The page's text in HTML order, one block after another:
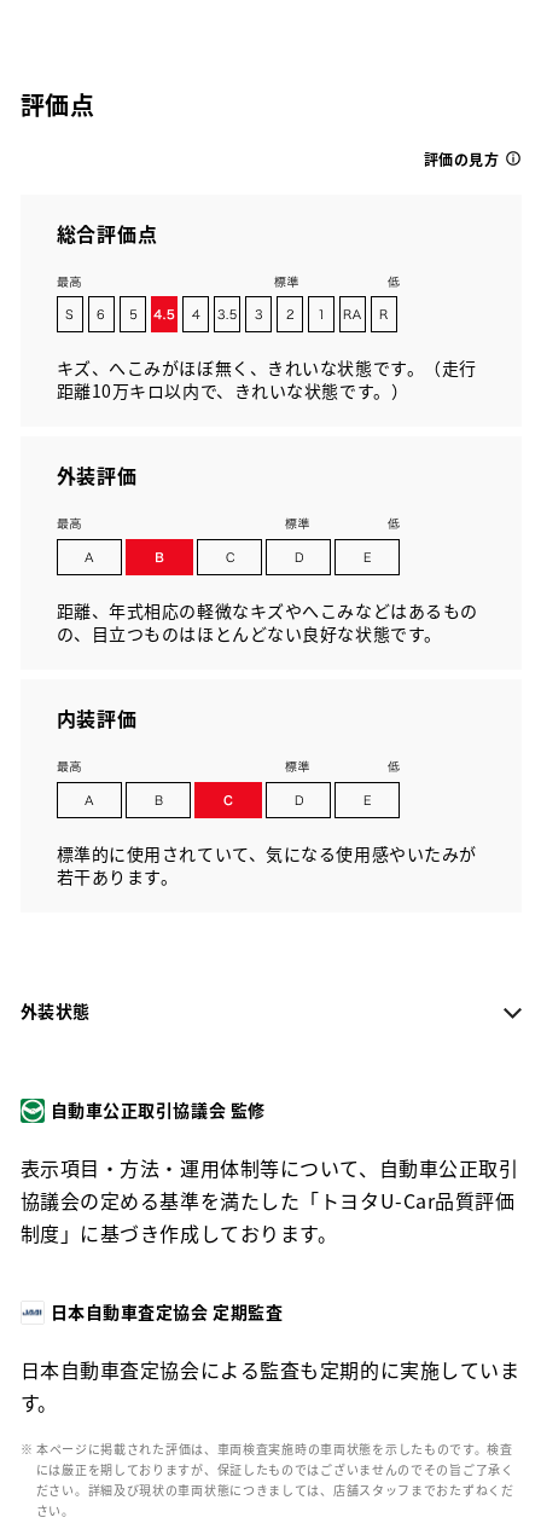
評価点
評価の見方
総合評価点
キズ、へこみがほぼ無く、きれいな状態です。（走行
距離10万キロ以内で、きれいな状態です。）
外装評価
距離、年式相応の軽微なキズやへこみなどはあるもの
の、目立つものはほとんどない良好な状態です。
内装評価
標準的に使用されていて、気になる使用感やいたみが
若干あります。
外装状態
自動車公正取引協議会 監修
表示項目・方法・運用体制等について、自動車公正取引
協議会の定める基準を満たした「トヨタU-Car品質評価
制度」に基づき作成しております。
日本自動車査定協会 定期監査
日本自動車査定協会による監査も定期的に実施していま
す。
※ 本ページに掲載された評価は、車両検査実施時の車両状態を示したものです。検査
には厳正を期しておりますが、保証したものではございませんのでその旨ご了承く
ださい。詳細及び現状の車両状態につきましては、店舗スタッフまでおたずねくだ
さい。